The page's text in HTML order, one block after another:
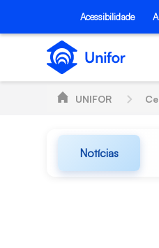
Pular para o Conteúdo principal
Acessibilidade
UNIFOR
Notícias